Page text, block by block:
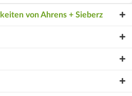
von Ahrens + Sieberz